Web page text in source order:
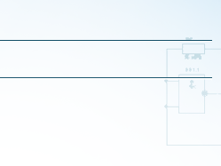
Новости